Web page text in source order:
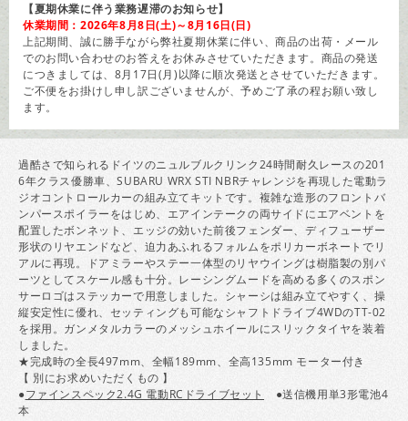
【夏期休業に伴う業務遅滞のお知らせ】
休業期間：2026年8月8日(土)～8月16日(日)
上記期間、誠に勝手ながら弊社夏期休業に伴い、商品の出荷・メール
でのお問い合わせのお答えをお休みさせていただきます。商品の発送
につきましては、8月17日(月)以降に順次発送とさせていただきます。
ご不便をお掛けし申し訳ございませんが、予めご了承の程お願い致し
ます。
過酷さで知られるドイツのニュルブルクリンク24時間耐久レースの201
6年クラス優勝車、SUBARU WRX STI NBRチャレンジを再現した電動ラ
ジオコントロールカーの組み立てキットです。複雑な造形のフロントバ
ンパースポイラーをはじめ、エアインテークの両サイドにエアベントを
配置したボンネット、エッジの効いた前後フェンダー、ディフューザー
形状のリヤエンドなど、迫力あふれるフォルムをポリカーボネートでリ
アルに再現。ドアミラーやステー一体型のリヤウイングは樹脂製の別パ
ーツとしてスケール感も十分。レーシングムードを高める多くのスポン
サーロゴはステッカーで用意しました。シャーシは組み立てやすく、操
縦安定性に優れ、セッティングも可能なシャフトドライブ4WDのTT-02
を採用。ガンメタルカラーのメッシュホイールにスリックタイヤを装着
しました。
★完成時の全長497mm、全幅189mm、全高135mm モーター付き
【 別にお求めいただくもの 】
●ファインスペック2.4G 電動RCドライブセット
●送信機用単3形電池4
本